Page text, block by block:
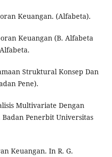
Keuangan. (Alfabeta).
Keuangan (B. Alfabeta
Struktural Konsep Dan
Pene).
Multivariate Dengan
Badan Penerbit Universitas
Keuangan. In R. G.